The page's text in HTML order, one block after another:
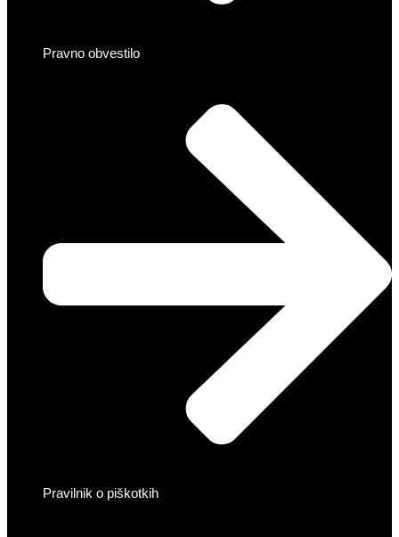
Pravno obvestilo
Pravilnik o piškotkih